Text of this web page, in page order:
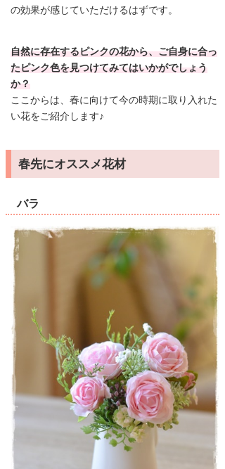
の効果が感じていただけるはずです。
自然に存在するピンクの花から、ご自身に合っ
たピンク色を見つけてみてはいかがでしょう
か？
ここからは、春に向けて今の時期に取り入れた
い花をご紹介します♪
春先にオススメ花材
バラ